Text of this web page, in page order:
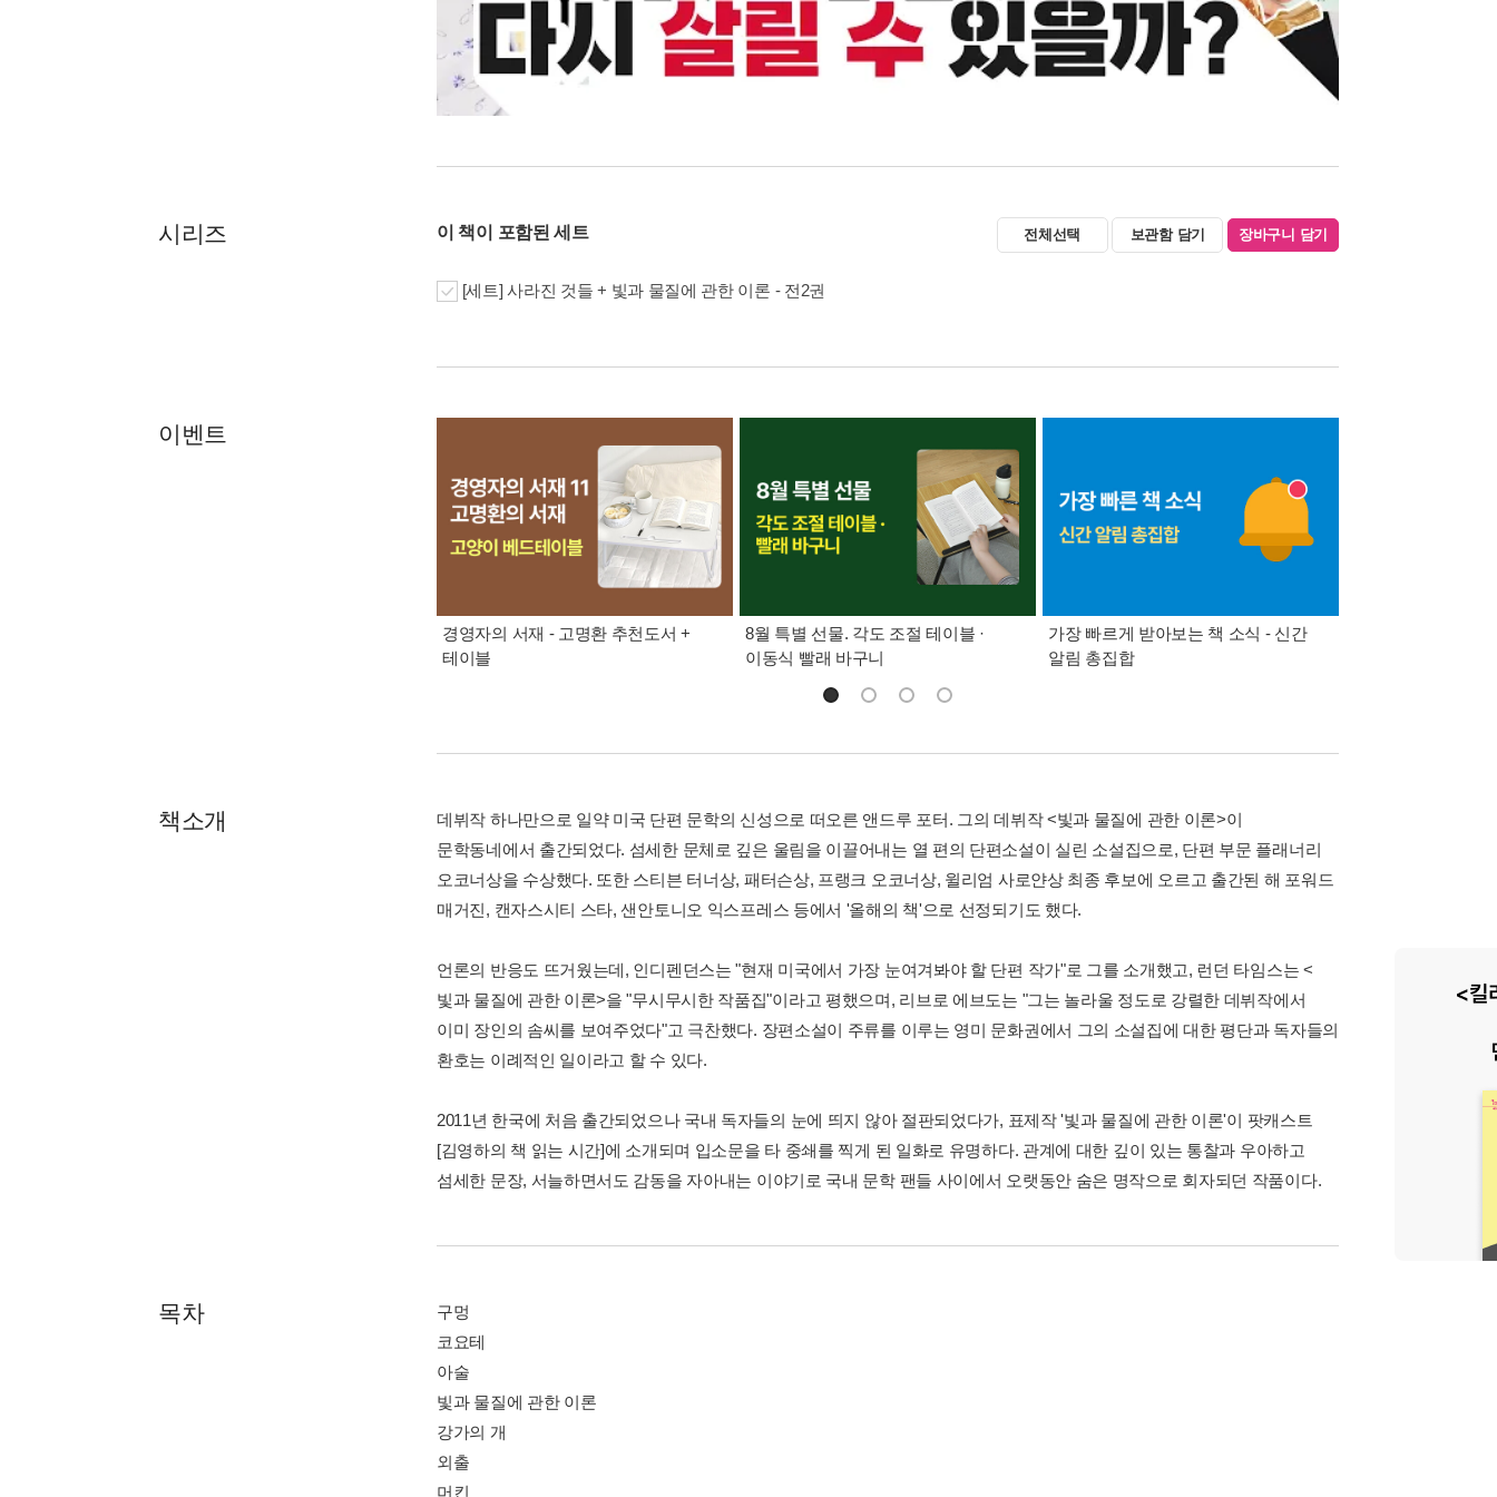
시리즈 이 책이 포함된 세트 전체선택 보관함 담기 장바구니 담기
[세트] 사라진 것들 + 빛과 물질에 관한 이론 - 전2권
이벤트
경영자의 서재 - 고명환 추천도서 +
테이블
8월 특별 선물. 각도 조절 테이블 ·
이동식 빨래 바구니
가장 빠르게 받아보는 책 소식 - 신간
알림 총집합
책소개
데뷔작 하나만으로 일약 미국 단편 문학의 신성으로 떠오른 앤드루 포터. 그의 데뷔작 <빛과 물질에 관한 이론>이
문학동네에서 출간되었다. 섬세한 문체로 깊은 울림을 이끌어내는 열 편의 단편소설이 실린 소설집으로, 단편 부문 플래너리
오코너상을 수상했다. 또한 스티븐 터너상, 패터슨상, 프랭크 오코너상, 윌리엄 사로얀상 최종 후보에 오르고 출간된 해 포워드
매거진, 캔자스시티 스타, 샌안토니오 익스프레스 등에서 '올해의 책'으로 선정되기도 했다.
언론의 반응도 뜨거웠는데, 인디펜던스는 "현재 미국에서 가장 눈여겨봐야 할 단편 작가"로 그를 소개했고, 런던 타임스는 <
빛과 물질에 관한 이론>을 "무시무시한 작품집"이라고 평했으며, 리브로 에브도는 "그는 놀라울 정도로 강렬한 데뷔작에서
이미 장인의 솜씨를 보여주었다"고 극찬했다. 장편소설이 주류를 이루는 영미 문화권에서 그의 소설집에 대한 평단과 독자들의
환호는 이례적인 일이라고 할 수 있다.
2011년 한국에 처음 출간되었으나 국내 독자들의 눈에 띄지 않아 절판되었다가, 표제작 '빛과 물질에 관한 이론'이 팟캐스트
[김영하의 책 읽는 시간]에 소개되며 입소문을 타 중쇄를 찍게 된 일화로 유명하다. 관계에 대한 깊이 있는 통찰과 우아하고
섬세한 문장, 서늘하면서도 감동을 자아내는 이야기로 국내 문학 팬들 사이에서 오랫동안 숨은 명작으로 회자되던 작품이다.
목차
구멍
코요테
아술
빛과 물질에 관한 이론
강가의 개
외출
머킨